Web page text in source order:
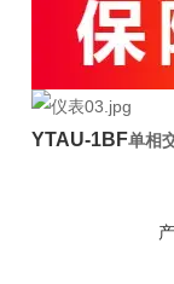
YTAU-1BF单相